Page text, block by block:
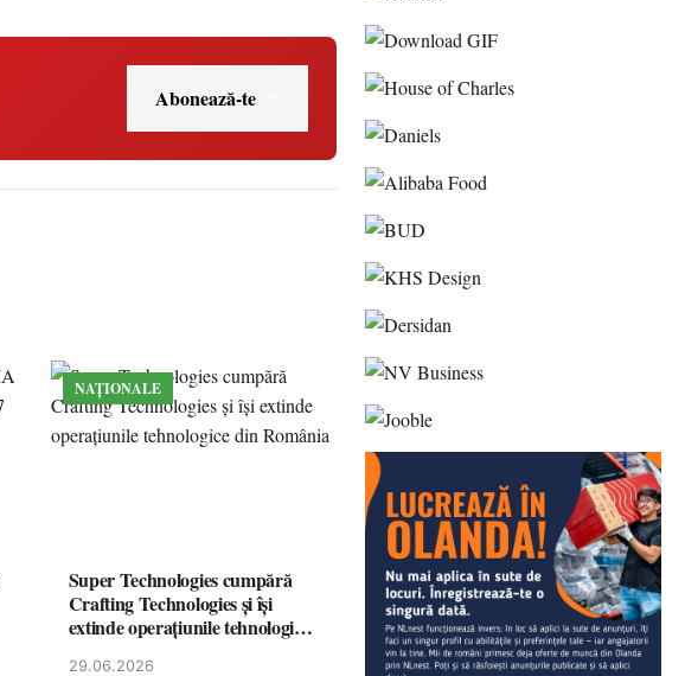
Abonează-te
NAȚIONALE
Super Technologies cumpără
Crafting Technologies și își
extinde operațiunile tehnologice
29.06.2026